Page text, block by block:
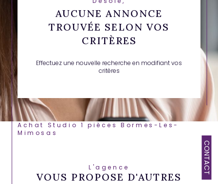
CONTACT
AUCUNE ANNONCE
TROUVÉE SELON VOS
CRITÈRES
Effectuez une nouvelle recherche en modifiant vos
critères
Achat Studio 1 pièces Bormes-Les-
Mimosas
L'agence
VOUS PROPOSE D'AUTRES